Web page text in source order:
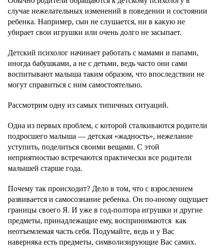
случае нежелательных изменений в поведении и состоянии
ребенка. Например, сын не слушается, ни в какую не
убирает свои игрушки или очень долго не засыпает.
Детский психолог начинает работать с мамами и папами,
иногда бабушками, а не с детьми, ведь часто они сами
воспитывают малыша таким образом, что впоследствии не
могут справиться с ним самостоятельно.
Рассмотрим одну из самых типичных ситуаций.
Одна из первых проблем, с которой сталкиваются родители
подросшего малыша — детская «жадность», нежелание
уступить, поделиться своими вещами. С этой
неприятностью встречаются практически все родители
малышей старше года.
Почему так происходит? Дело в том, что с взрослением
развивается и самосознание ребенка. Он по-иному ощущает
границы своего Я. И уже в год-полтора игрушки и другие
предметы, принадлежащие ему, воспринимаются как
неотъемлемая часть себя. Подумайте, ведь и у Вас
наверняка есть предметы, символизирующие Вас самих.